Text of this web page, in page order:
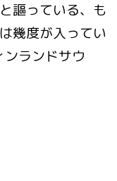
謳っている、も
幾度が入ってい
ランドサウ